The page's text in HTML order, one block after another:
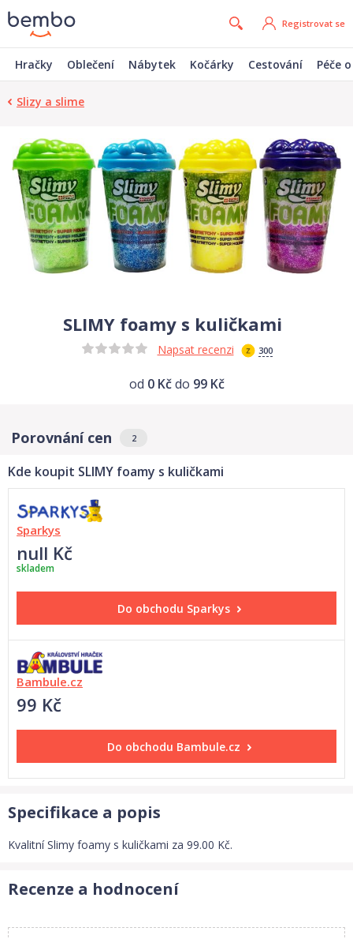
Registrovat se
Hračky Oblečení Nábytek Kočárky Cestování Péče
Slizy a slime
SLIMY foamy s kuličkami
Napsat recenzi 300
od 0 Kčdo 99 Kč
Porovnání cen 2
Kde koupit SLIMY foamy s kuličkami
Sparkys
null Kč
skladem
Do obchodu Sparkys
Bambule.cz
99 Kč
Do obchodu Bambule.cz
Specifikace a popis
Kvalitní Slimy foamy s kuličkami za 99.00 Kč.
Recenze a hodnocení